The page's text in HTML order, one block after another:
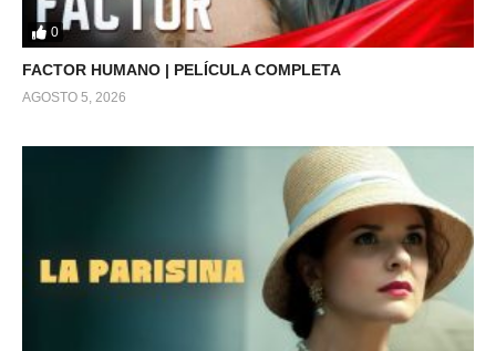
0
FACTOR HUMANO | PELÍCULA COMPLETA
AGOSTO 5, 2026